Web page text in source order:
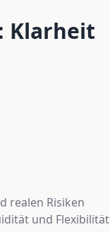
Klarheit
realen Risiken
und Flexibilität